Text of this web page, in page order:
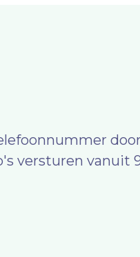
versturen vanuit